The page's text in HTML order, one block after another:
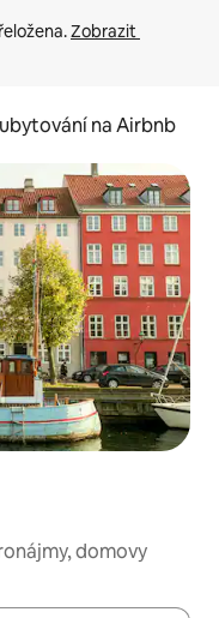
Zobrazit
na Airbnb
domovy